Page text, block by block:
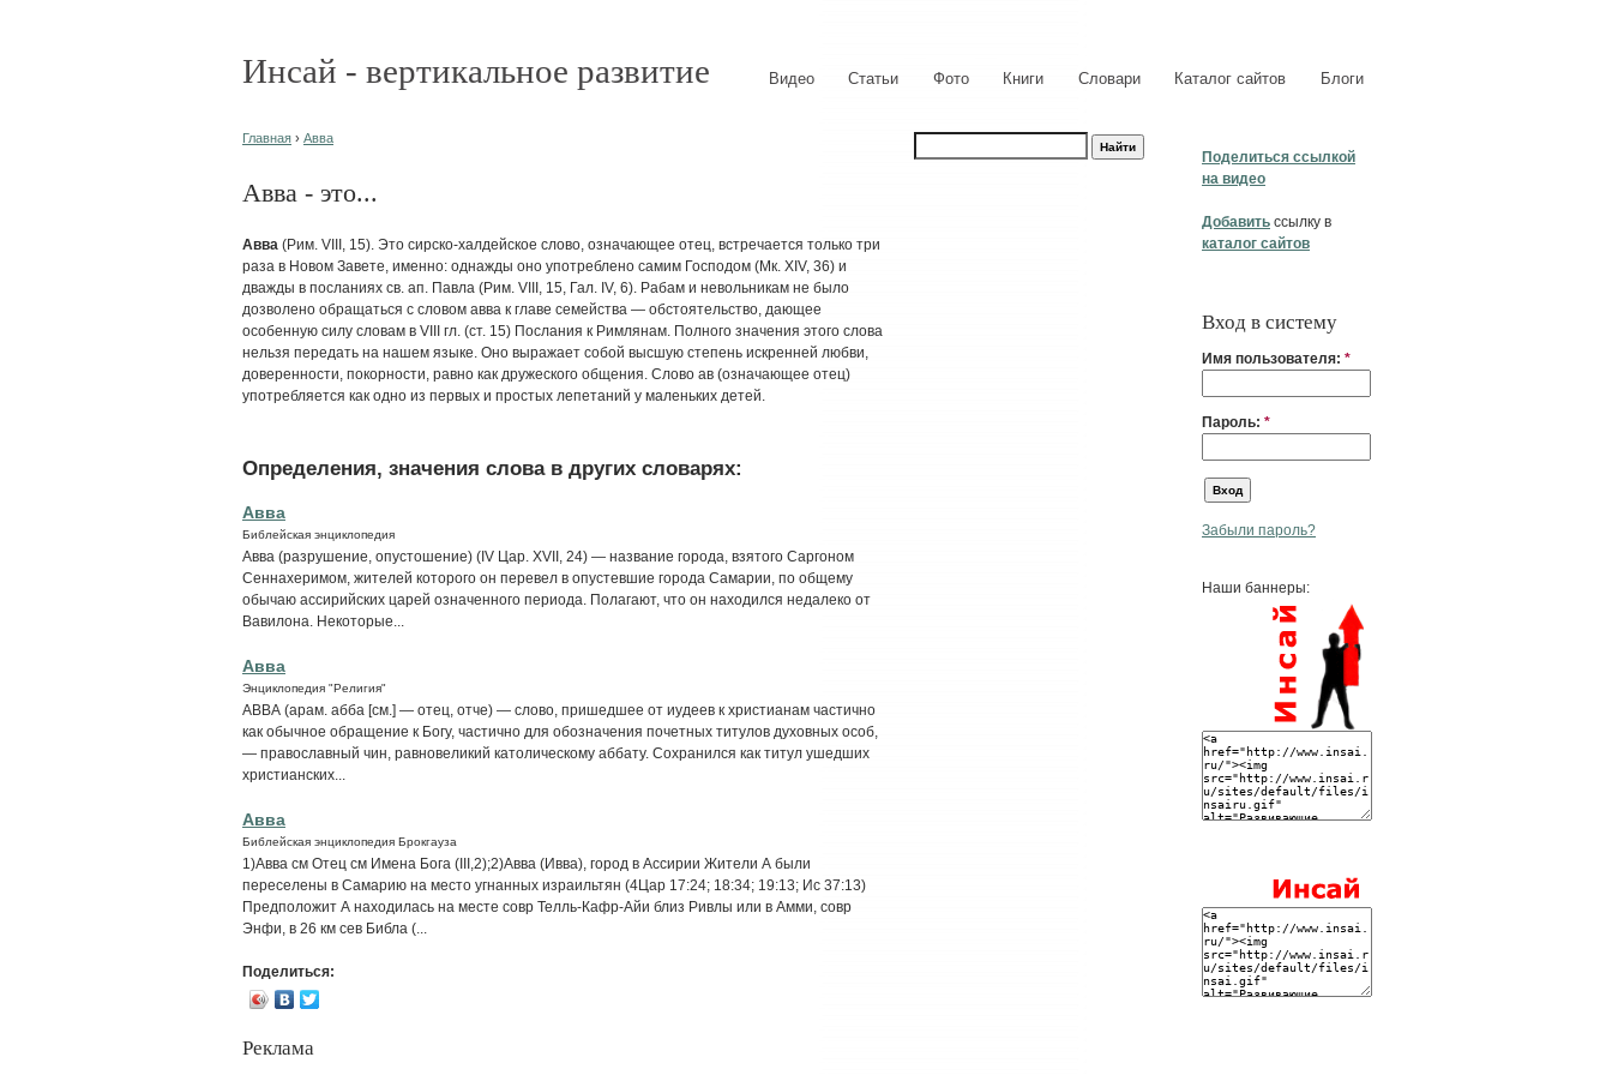
Инсай - вертикальное развитие Видео Статьи Фото Книги Словари Каталог сайтов Блоги
Поделиться ссылкой
на видео
Добавить ссылку в
каталог сайтов
Вход в систему
Имя пользователя: *
Пароль: *
Забыли пароль?
Наши баннеры:
Главная › Авва
Авва - это...
Авва (Рим. VIII, 15). Это сирско-халдейское слово, означающее отец, встречается только три
раза в Новом Завете, именно: однажды оно употреблено самим Господом (Мк. XIV, 36) и
дважды в посланиях св. ап. Павла (Рим. VIII, 15, Гал. IV, 6). Рабам и невольникам не было
дозволено обращаться с словом авва к главе семейства — обстоятельство, дающее
особенную силу словам в VIII гл. (ст. 15) Послания к Римлянам. Полного значения этого слова
нельзя передать на нашем языке. Оно выражает собой высшую степень искренней любви,
доверенности, покорности, равно как дружеского общения. Слово ав (означающее отец)
употребляется как одно из первых и простых лепетаний у маленьких детей.
Определения, значения слова в других словарях:
Авва
Библейская энциклопедия
Авва (разрушение, опустошение) (IV Цар. XVII, 24) — название города, взятого Саргоном
Сеннахеримом, жителей которого он перевел в опустевшие города Самарии, по общему
обычаю ассирийских царей означенного периода. Полагают, что он находился недалеко от
Вавилона. Некоторые...
Авва
Энциклопедия "Религия"
АВВА (арам. абба [см.] — отец, отче) — слово, пришедшее от иудеев к христианам частично
как обычное обращение к Богу, частично для обозначения почетных титулов духовных особ,
— православный чин, равновеликий католическому аббату. Сохранился как титул ушедших
христианских...
Авва
Библейская энциклопедия Брокгауза
1)Авва см Отец см Имена Бога (III,2);2)Авва (Ивва), город в Ассирии Жители А были
переселены в Самарию на место угнанных израильтян (4Цар 17:24; 18:34; 19:13; Ис 37:13)
Предположит А находилась на месте совр Телль-Кафр-Айи близ Ривлы или в Амми, совр
Энфи, в 26 км сев Библа (...
Поделиться:
Реклама